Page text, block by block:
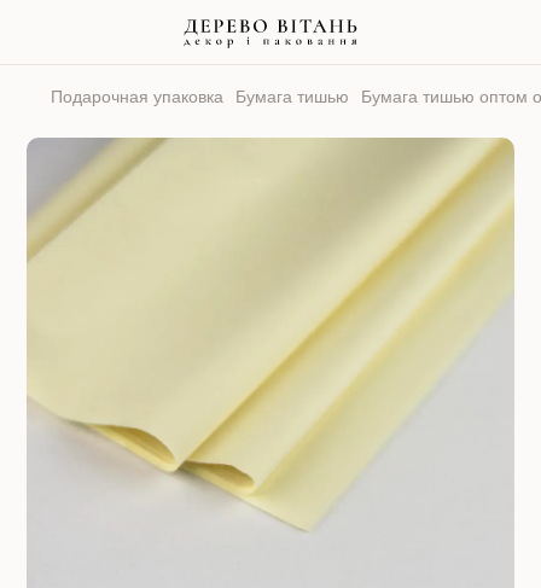
Подарочная упаковка Бумага тишью Бумага тишью оптом